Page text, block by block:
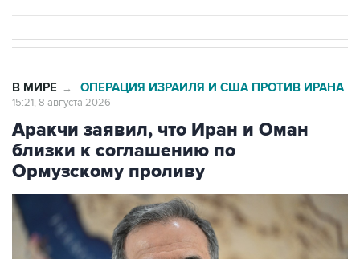
Аракчи заявил, что Иран и Оман
близки к соглашению по
Ормузскому проливу